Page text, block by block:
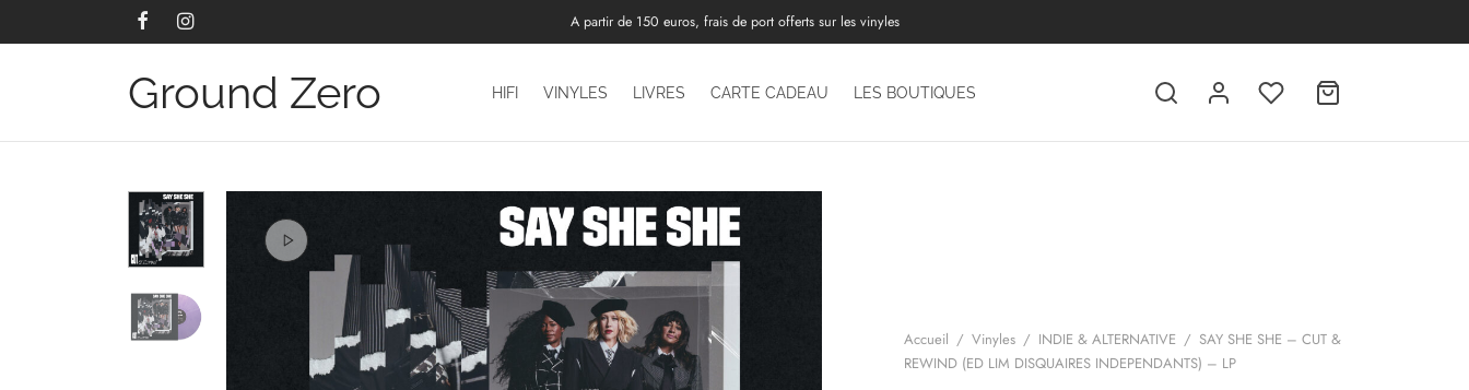
A partir de 150 euros, frais de port offerts sur les vinyles
Ground Zero HIFI VINYLES LIVRES CARTE CADEAU LES BOUTIQUES
Accueil / Vinyles / INDIE & ALTERNATIVE / SAY SHE SHE – CUT &
REWIND (ED LIM DISQUAIRES INDEPENDANTS) – LP